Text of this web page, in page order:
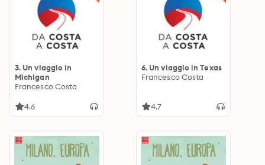
3. Un viaggio in
Michigan
Francesco Costa
4.6
6. Un viaggio in Texas
Francesco Costa
4.7